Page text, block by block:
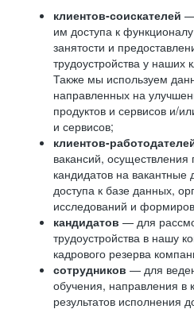
клиентов-соискателей —
им доступа к
занятости и
трудоустройства у наших
Также мы используем
направленных на
продуктов и сервисов и/
и сервисов;
клиентов-
вакансий,
кандидатов на вакантные
доступа к базе данных,
исследований и
кандидатов — для
трудоустройства в нашу
кадрового резерва
сотрудников — для
обучения, направления в
результатов исполнения